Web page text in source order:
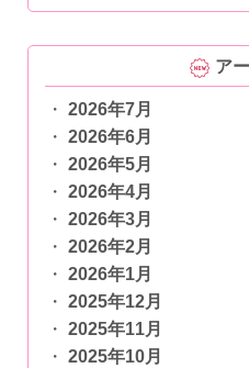
ア
2026年7月
2026年6月
2026年5月
2026年4月
2026年3月
2026年2月
2026年1月
2025年12月
2025年11月
2025年10月